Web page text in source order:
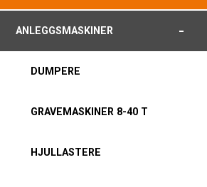
ANLEGGSMASKINER -
DUMPERE
GRAVEMASKINER 8-40 T
HJULLASTERE